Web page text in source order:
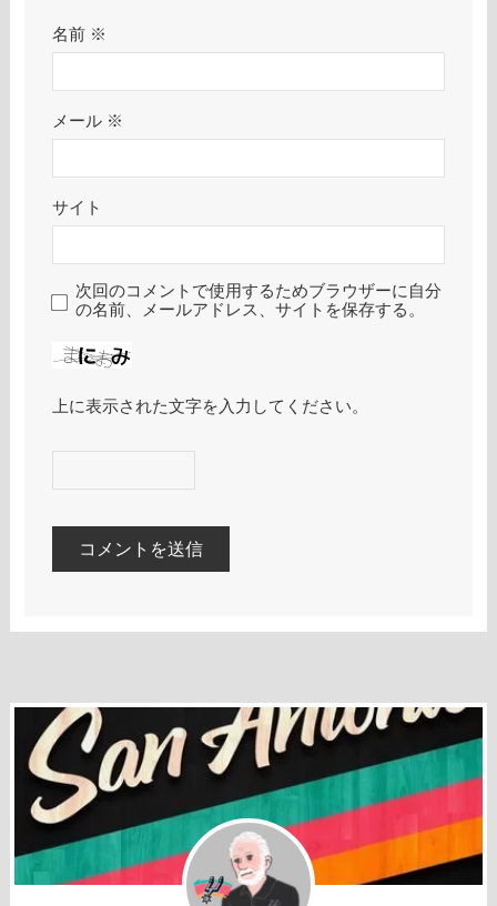
名前 ※
メール ※
サイト
次回のコメントで使用するためブラウザーに自分
の名前、メールアドレス、サイトを保存する。
上に表示された文字を入力してください。